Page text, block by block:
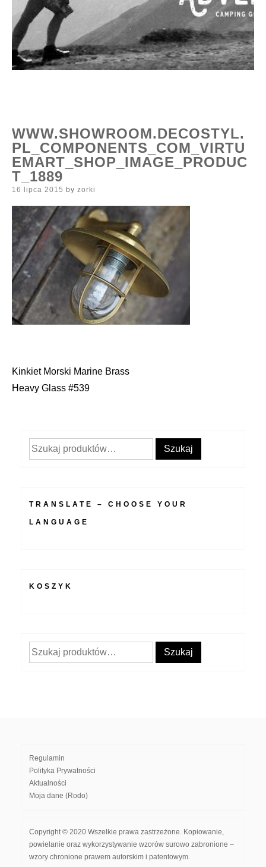
WWW.SHOWROOM.DECOSTYL.
PL_COMPONENTS_COM_VIRTU
EMART_SHOP_IMAGE_PRODUC
T_1889
Posted
16 lipca 2015 by zorki
Nawigacja
Kinkiet Morski Marine Brass
Heavy Glass #539
Szukaj: Szukaj
TRANSLATE – CHOOSE YOUR
LANGUAGE
KOSZYK
Szukaj: Szukaj
Regulamin
Polityka Prywatności
Aktualności
Moja dane (Rodo)
Copyright © 2020 Wszelkie prawa zastrzeżone. Kopiowanie,
powielanie oraz wykorzystywanie wzorów surowo zabronione –
wzory chronione prawem autorskim i patentowym.